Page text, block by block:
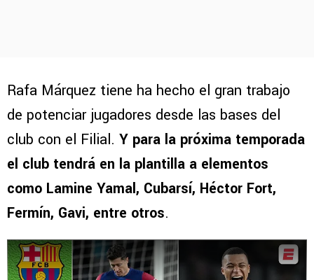
Rafa Márquez tiene ha hecho el gran trabajo
de potenciar jugadores desde las bases del
club con el Filial. Y para la próxima temporada
el club tendrá en la plantilla a elementos
como Lamine Yamal, Cubarsí, Héctor Fort,
Fermín, Gavi, entre otros.